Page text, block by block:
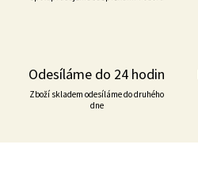
Odesíláme do 24 hodin
Zboží skladem odesíláme do druhého
dne